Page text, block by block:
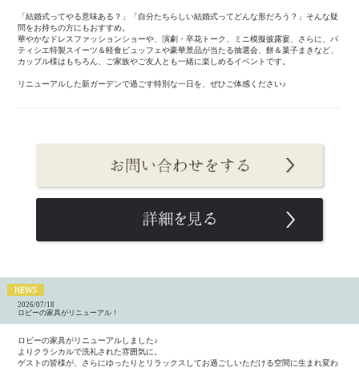
「結婚式ってやる意味ある？」「自分たちらしい結婚式ってどんな形だろう？」そんな疑
問をお持ちの方にもおすすめ。
華やかなドレスファッションショーや、演劇・卒花トーク、ミニ模擬披露宴、さらに、パ
ティシエ特製スイーツ＆軽食ビュッフェや豪華景品が当たる抽選会、餅＆菓子まきなど、
カップル様はもちろん、ご家族やご友人とも一緒に楽しめるイベントです。
リニューアルした新ガーデンで過ごす特別な一日を、ぜひご体感ください♪
2026/07/18
ロビーの家具がリニューアル！
ロビーの家具がリニューアルしました♪
よりクラシカルで洗礼された雰囲気に。
ゲストの皆様が、さらにゆったりとリラックスしてお過ごしいただける空間に生まれ変わ